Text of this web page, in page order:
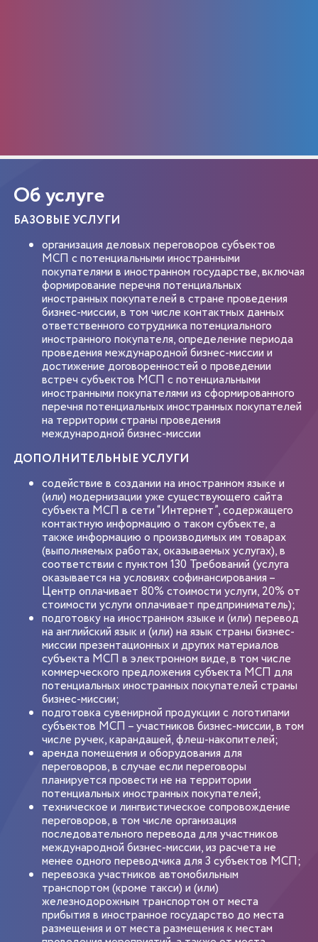
Об услуге
БАЗОВЫЕ УСЛУГИ
организация деловых переговоров субъектов
МСП с потенциальными иностранными
покупателями в иностранном государстве, включая
формирование перечня потенциальных
иностранных покупателей в стране проведения
бизнес-миссии, в том числе контактных данных
ответственного сотрудника потенциального
иностранного покупателя, определение периода
проведения международной бизнес-миссии и
достижение договоренностей о проведении
встреч субъектов МСП с потенциальными
иностранными покупателями из сформированного
перечня потенциальных иностранных покупателей
на территории страны проведения
международной бизнес-миссии
ДОПОЛНИТЕЛЬНЫЕ УСЛУГИ
содействие в создании на иностранном языке и
(или) модернизации уже существующего сайта
субъекта МСП в сети “Интернет”, содержащего
контактную информацию о таком субъекте, а
также информацию о производимых им товарах
(выполняемых работах, оказываемых услугах), в
соответствии с пунктом 130 Требований (услуга
оказывается на условиях софинансирования –
Центр оплачивает 80% стоимости услуги, 20% от
стоимости услуги оплачивает предприниматель);
подготовку на иностранном языке и (или) перевод
на английский язык и (или) на язык страны бизнес-
миссии презентационных и других материалов
субъекта МСП в электронном виде, в том числе
коммерческого предложения субъекта МСП для
потенциальных иностранных покупателей страны
бизнес-миссии;
подготовка сувенирной продукции с логотипами
субъектов МСП – участников бизнес-миссии, в том
числе ручек, карандашей, флеш-накопителей;
аренда помещения и оборудования для
переговоров, в случае если переговоры
планируется провести не на территории
потенциальных иностранных покупателей;
техническое и лингвистическое сопровождение
переговоров, в том числе организация
последовательного перевода для участников
международной бизнес-миссии, из расчета не
менее одного переводчика для 3 субъектов МСП;
перевозка участников автомобильным
транспортом (кроме такси) и (или)
железнодорожным транспортом от места
прибытия в иностранное государство до места
размещения и от места размещения к местам